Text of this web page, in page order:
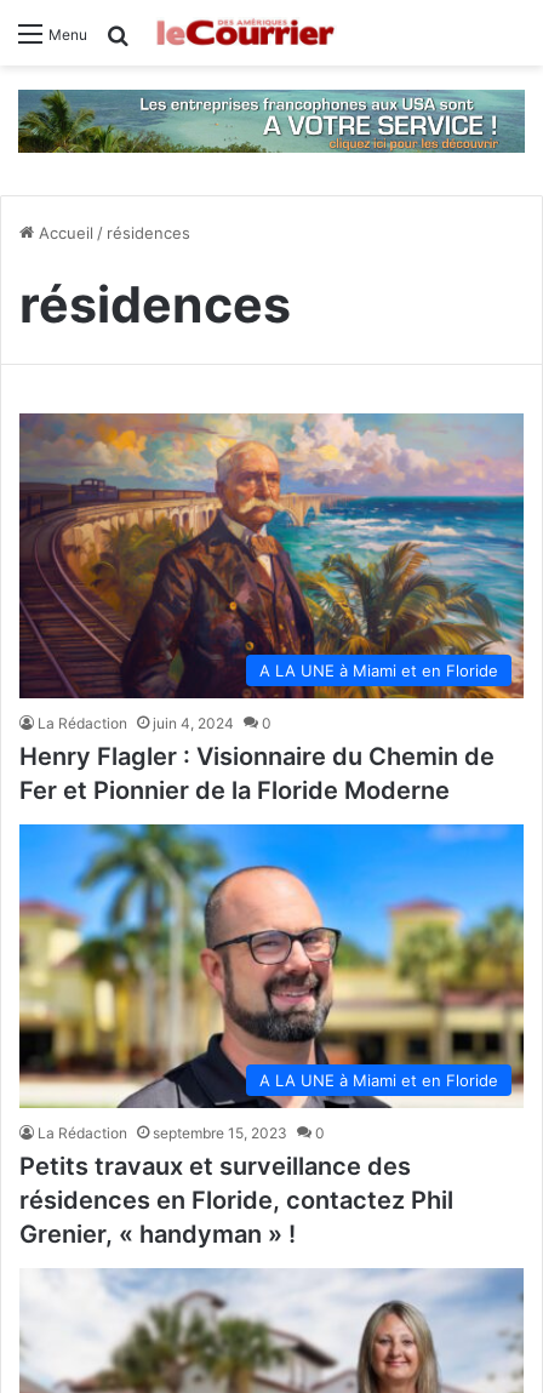
Menu Rechercher
Accueil / résidences
résidences
A LA UNE à Miami et en Floride
La Rédaction juin 4, 2024 0
Henry Flagler : Visionnaire du Chemin de
Fer et Pionnier de la Floride Moderne
A LA UNE à Miami et en Floride
La Rédaction septembre 15, 2023 0
Petits travaux et surveillance des
résidences en Floride, contactez Phil
Grenier, « handyman » !